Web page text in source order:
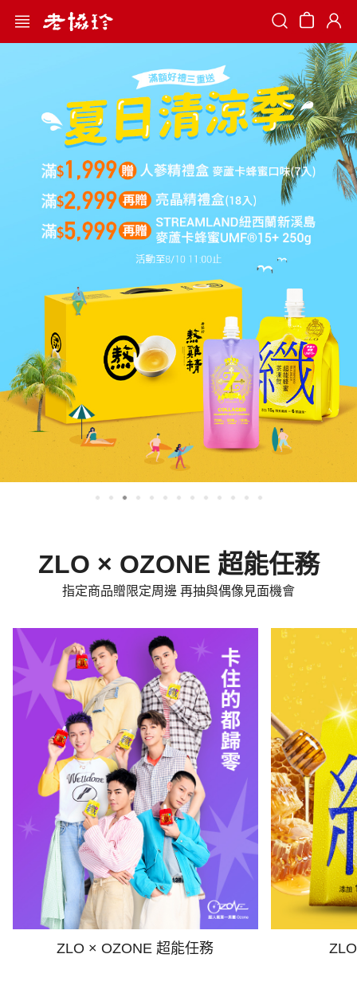
Search
ZLO × OZONE 超能任務
指定商品贈限定周邊 再抽與偶像見面機會
ZLO × OZONE 超能任務